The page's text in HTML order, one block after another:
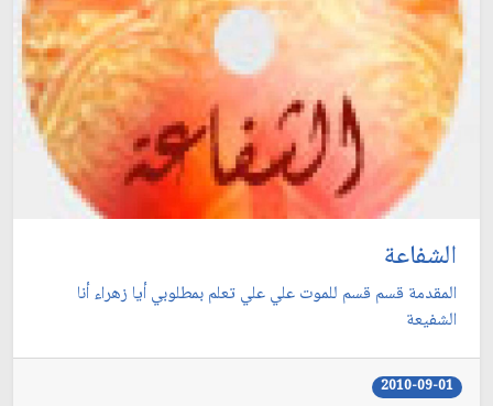
الشفاعة
المقدمة قسم قسم للموت علي علي تعلم بمطلوبي أيا زهراء أنا
الشفيعة
2010-09-01